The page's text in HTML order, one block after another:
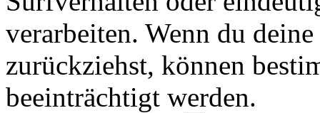
verarbeiten. Wenn du
zurückziehst, können
beeinträchtigt werden.